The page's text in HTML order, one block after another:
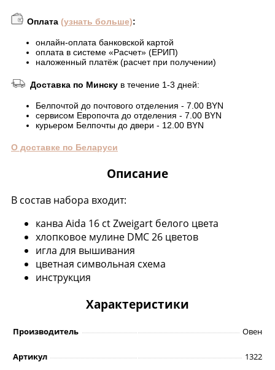
Оплата (узнать больше):
онлайн-оплата банковской картой
оплата в системе «Расчет» (ЕРИП)
наложенный платёж (расчет при получении)
Доставка по Минску в течение 1-3 дней:
Белпочтой до почтового отделения - 7.00 BYN
сервисом Европочта до отделения - 7.00 BYN
курьером Белпочты до двери - 12.00 BYN
О доставке по Беларуси
Описание
В состав набора входит:
канва Aida 16 ct Zweigart белого цвета
хлопковое мулине DMC 26 цветов
игла для вышивания
цветная символьная схема
инструкция
Характеристики
Производитель Овен
Артикул 1322